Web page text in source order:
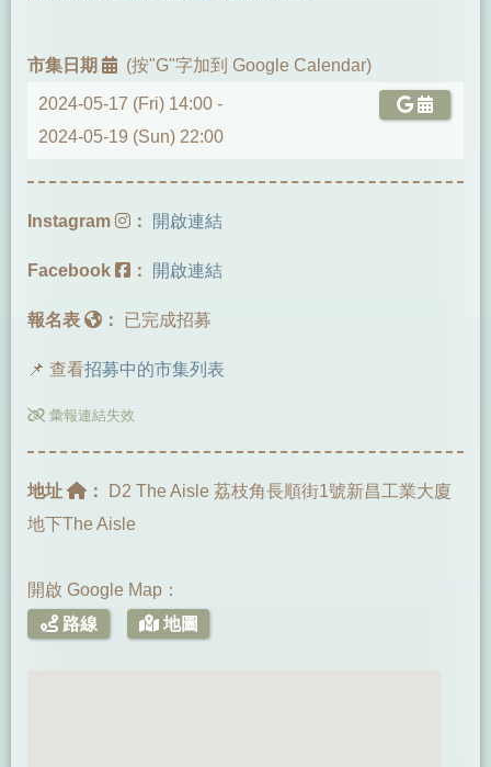
市集日期 (按"G"字加到 Google Calendar)
2024-05-17 (Fri) 14:00 -
2024-05-19 (Sun) 22:00
Instagram ： 開啟連結
Facebook ： 開啟連結
報名表 ： 已完成招募
📌 查看招募中的市集列表
彙報連結失效
地址 ：
D2 The Aisle 荔枝角長順街1號新昌工業大廈
地下The Aisle
開啟 Google Map：
路線
地圖